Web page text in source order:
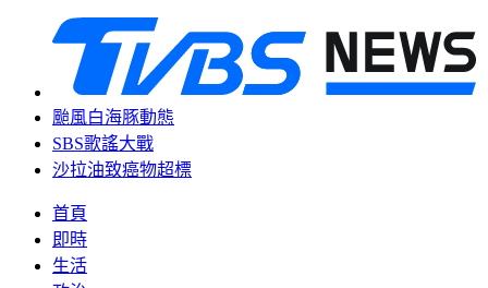
颱風白海豚動態
SBS歌謠大戰
沙拉油致癌物超標
首頁
即時
生活